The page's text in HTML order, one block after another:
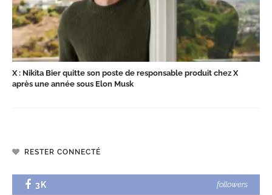
X : Nikita Bier quitte son poste de responsable produit chez X
après une année sous Elon Musk
RESTER CONNECTÉ
3K followers